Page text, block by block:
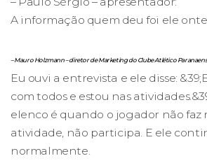
A informação quem deu foi ele
– Mauro Holzmann – diretor de Marketing do Clube Atlético
Eu ouvi a entrevista e ele disse:
com todos e estou nas
elenco é quando o jogador não faz
atividade, não participa. E ele
normalmente.